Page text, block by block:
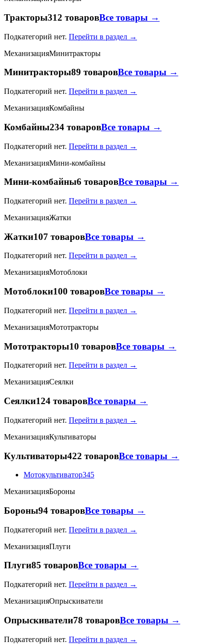
Тракторы312 товаровВсе товары →
Подкатегорий нет. Перейти в раздел →
МеханизацияМинитракторы
Минитракторы89 товаровВсе товары →
Подкатегорий нет. Перейти в раздел →
МеханизацияКомбайны
Комбайны234 товаровВсе товары →
Подкатегорий нет. Перейти в раздел →
МеханизацияМини-комбайны
Мини-комбайны6 товаровВсе товары →
Подкатегорий нет. Перейти в раздел →
МеханизацияЖатки
Жатки107 товаровВсе товары →
Подкатегорий нет. Перейти в раздел →
МеханизацияМотоблоки
Мотоблоки100 товаровВсе товары →
Подкатегорий нет. Перейти в раздел →
МеханизацияМототракторы
Мототракторы10 товаровВсе товары →
Подкатегорий нет. Перейти в раздел →
МеханизацияСеялки
Сеялки124 товаровВсе товары →
Подкатегорий нет. Перейти в раздел →
МеханизацияКультиваторы
Культиваторы422 товаровВсе товары →
Мотокультиватор345
МеханизацияБороны
Бороны94 товаровВсе товары →
Подкатегорий нет. Перейти в раздел →
МеханизацияПлуги
Плуги85 товаровВсе товары →
Подкатегорий нет. Перейти в раздел →
МеханизацияОпрыскиватели
Опрыскиватели78 товаровВсе товары →
Подкатегорий нет. Перейти в раздел →